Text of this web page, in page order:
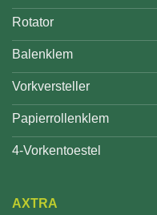
Rotator
Balenklem
Vorkversteller
Papierrollenklem
4-Vorkentoestel
AXTRA